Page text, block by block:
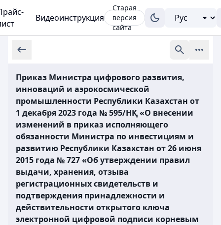
Видеоинструкция
Старая
версия
сайта
Приказ Министра цифрового развития,
инноваций и аэрокосмической
промышленности Республики Казахстан от
1 декабря 2023 года № 595/НҚ «О внесении
изменений в приказ исполняющего
обязанности Министра по инвестициям и
развитию Республики Казахстан от 26 июня
2015 года № 727 «Об утверждении правил
выдачи, хранения, отзыва
регистрационных свидетельств и
подтверждения принадлежности и
действительности открытого ключа
электронной цифровой подписи корневым